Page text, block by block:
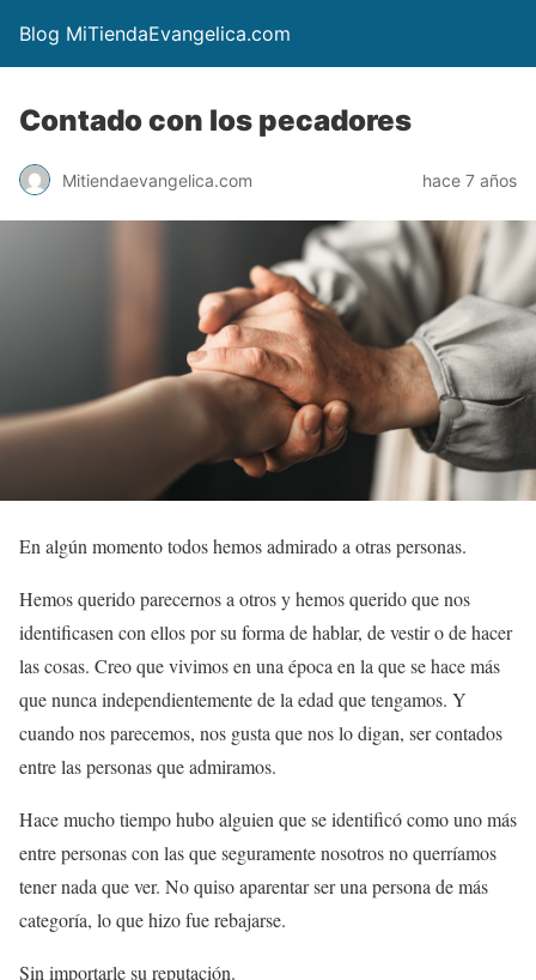
Blog MiTiendaEvangelica.com
Contado con los pecadores
Mitiendaevangelica.com hace 7 años
En algún momento todos hemos admirado a otras personas.
Hemos querido parecernos a otros y hemos querido que nos
identificasen con ellos por su forma de hablar, de vestir o de hacer
las cosas. Creo que vivimos en una época en la que se hace más
que nunca independientemente de la edad que tengamos. Y
cuando nos parecemos, nos gusta que nos lo digan, ser contados
entre las personas que admiramos.
Hace mucho tiempo hubo alguien que se identificó como uno más
entre personas con las que seguramente nosotros no querríamos
tener nada que ver. No quiso aparentar ser una persona de más
categoría, lo que hizo fue rebajarse.
Sin importarle su reputación.